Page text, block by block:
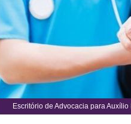
Escritório de Advocacia para